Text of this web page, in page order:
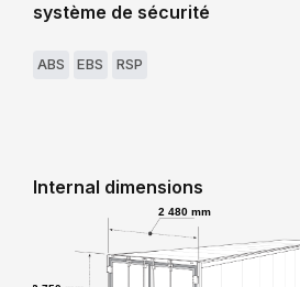
système de sécurité
ABS EBS RSP
Internal dimensions
2 480 mm